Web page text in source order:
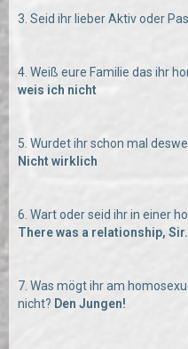
3. Seid ihr lieber Aktiv oder
4. Weiß eure Familie das ihr
weis ich nicht
5. Wurdet ihr schon mal
Nicht wirklich
6. Wart oder seid ihr in einer
There was a relationship, Sir.
7. Was mögt ihr am
nicht? Den Jungen!